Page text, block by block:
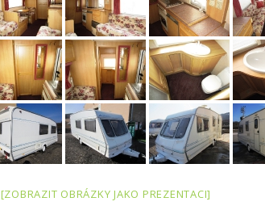
[ZOBRAZIT OBRÁZKY JAKO PREZENTACI]